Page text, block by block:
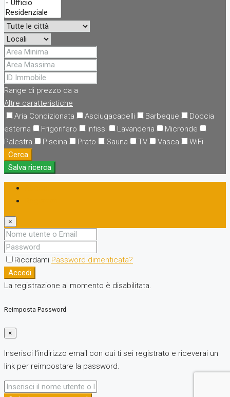
Range di prezzo da a
Altre caratteristiche
Aria Condizionata
Asciugacapelli Barbeque
Doccia
esterna
Frigorifero Infissi Lavanderia
Micronde
Palestra
Piscina Prato Sauna TV Vasca
WiFi
Cerca
Salva ricerca
×
Ricordami Password dimenticata?
Accedi
La registrazione al momento è disabilitata.
Reimposta Password
×
Inserisci l’indirizzo email con cui ti sei registrato e riceverai un
link per reimpostare la password.